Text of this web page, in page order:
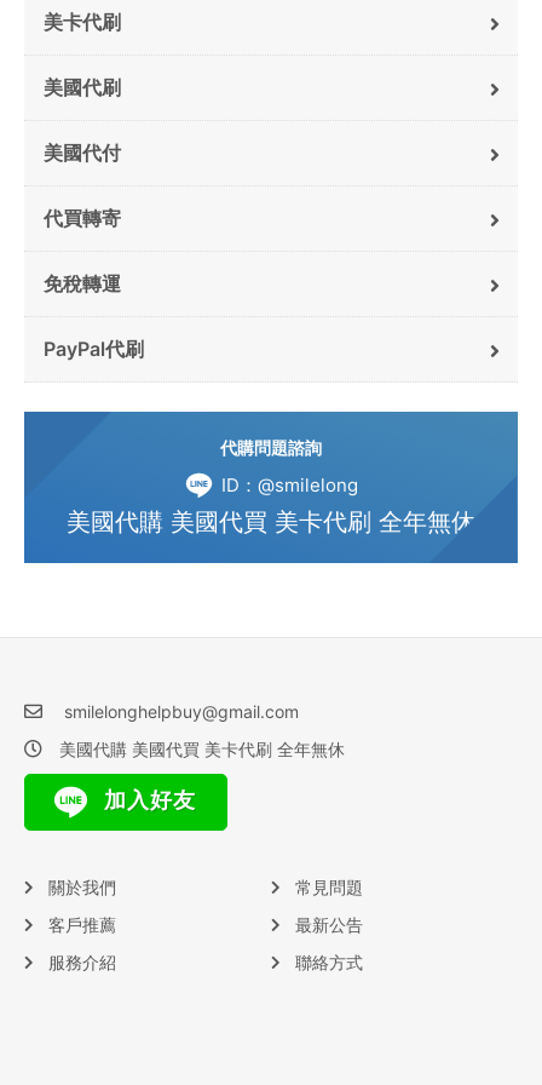
美卡代刷
美國代刷
美國代付
代買轉寄
免稅轉運
PayPal代刷
代購問題諮詢
ID：@smilelong
美國代購 美國代買 美卡代刷 全年無休
smilelonghelpbuy@gmail.com
美國代購 美國代買 美卡代刷 全年無休
加入好友
關於我們
客戶推薦
服務介紹
常見問題
最新公告
聯絡方式